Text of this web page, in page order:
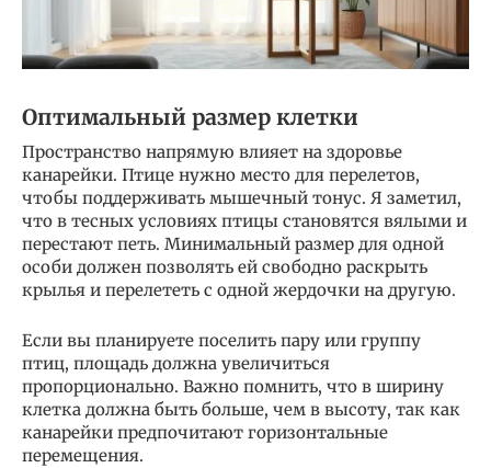
Оптимальный размер клетки
Пространство напрямую влияет на здоровье
канарейки. Птице нужно место для перелетов,
чтобы поддерживать мышечный тонус. Я заметил,
что в тесных условиях птицы становятся вялыми и
перестают петь. Минимальный размер для одной
особи должен позволять ей свободно раскрыть
крылья и перелететь с одной жердочки на другую.
Если вы планируете поселить пару или группу
птиц, площадь должна увеличиться
пропорционально. Важно помнить, что в ширину
клетка должна быть больше, чем в высоту, так как
канарейки предпочитают горизонтальные
перемещения.